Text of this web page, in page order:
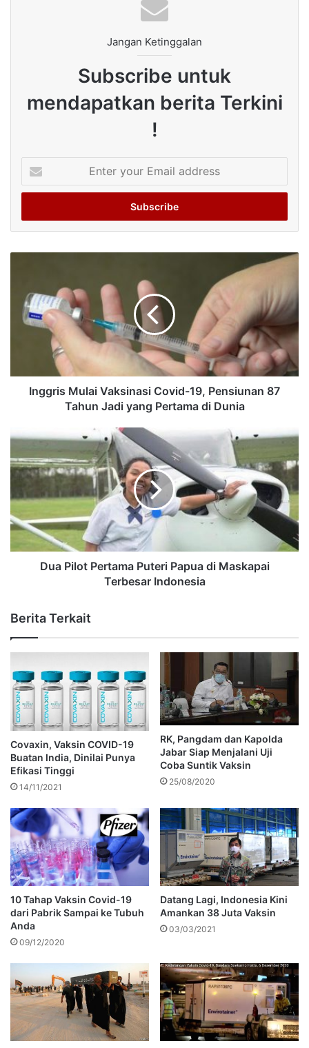
Jangan Ketinggalan
Subscribe untuk
mendapatkan berita Terkini
!
your
Email
Inggris Mulai Vaksinasi Covid-19, Pensiunan 87
Tahun Jadi yang Pertama di Dunia
Dua Pilot Pertama Puteri Papua di Maskapai
Terbesar Indonesia
Berita Terkait
Covaxin, Vaksin COVID-19
Buatan India, Dinilai Punya
Efikasi Tinggi
14/11/2021
RK, Pangdam dan Kapolda
Jabar Siap Menjalani Uji
Coba Suntik Vaksin
25/08/2020
10 Tahap Vaksin Covid-19
dari Pabrik Sampai ke Tubuh
Anda
09/12/2020
Datang Lagi, Indonesia Kini
Amankan 38 Juta Vaksin
03/03/2021